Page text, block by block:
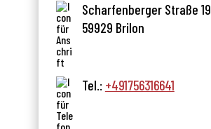
Scharfenberger Straße 19
59929 Brilon
Tel.: +491756316641